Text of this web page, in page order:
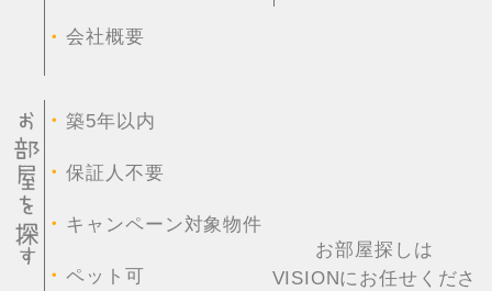
・会社概要
・築5年以内
・保証人不要
・ キャンペーン対象物件
・ペット可
お部屋探しは
VISIONにお任せくださ